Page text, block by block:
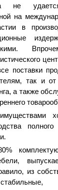
не
на
в
поставки
так и
а также
из